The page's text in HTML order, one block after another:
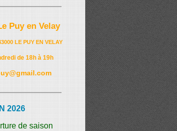
Puy en Velay
LE PUY EN VELAY
de 18h à 19h
2026
de saison